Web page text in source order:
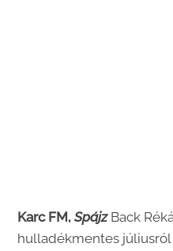
Karc FM,SpájzBack
hulladékmentes